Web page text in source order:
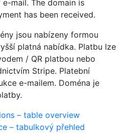
mail. The domain is
has been received.
jsou nabízeny formou
platná nabídka. Platbu lze
/ QR platbou nebo
Stripe. Platební
e-mailem. Doména je
– table overview
– tabulkový přehled